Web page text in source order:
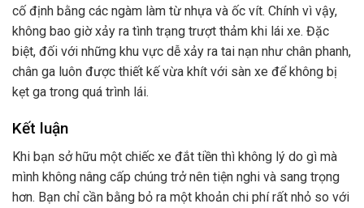
cố định bằng các ngàm làm từ nhựa và ốc vít. Chính vì vậy,
không bao giờ xảy ra tình trạng trượt thảm khi lái xe. Đặc
biệt, đối với những khu vực dễ xảy ra tai nạn như chân phanh,
chân ga luôn được thiết kế vừa khít với sàn xe để không bị
kẹt ga trong quá trình lái.
Kết luận
Khi bạn sở hữu một chiếc xe đắt tiền thì không lý do gì mà
mình không nâng cấp chúng trở nên tiện nghi và sang trọng
hơn. Bạn chỉ cần bằng bỏ ra một khoản chi phí rất nhỏ so với